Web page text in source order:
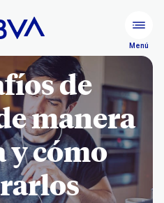
Menú
de
manera
y cómo